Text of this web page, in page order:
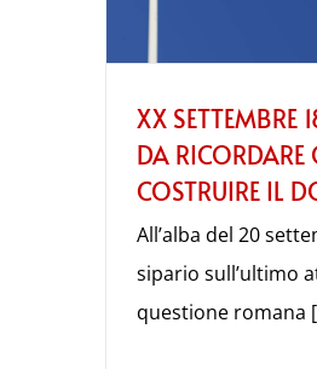
XX SETTEMBRE
DA RICORDARE
COSTRUIRE IL
All’alba del 20
sipario sull’ultimo
questione romana